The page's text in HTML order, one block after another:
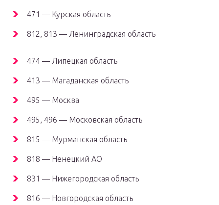
471 — Курская область
812, 813 — Ленинградская область
474 — Липецкая область
413 — Магаданская область
495 — Москва
495, 496 — Московская область
815 — Мурманская область
818 — Ненецкий АО
831 — Нижегородская область
816 — Новгородская область